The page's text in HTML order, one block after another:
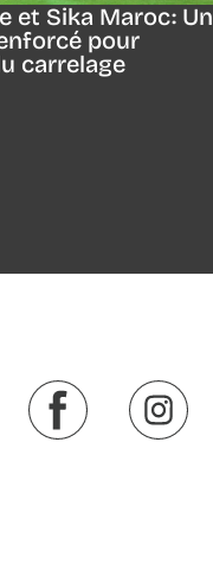
et Sika Maroc: Un
pour
carrelage